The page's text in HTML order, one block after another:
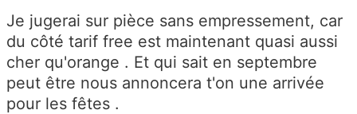
Je jugerai sur pièce sans empressement, car
du côté tarif free est maintenant quasi aussi
cher qu'orange . Et qui sait en septembre
peut être nous annoncera t'on une arrivée
pour les fêtes .